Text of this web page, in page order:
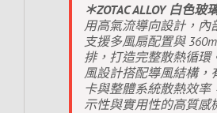
＊ZOTAC ALLOY 白色玻
用高氣流導向設計，內
支援多風扇配置與
排，打造完整散熱循環
風設計搭配導風結構，
卡與整體系統散熱效率
示性與實用性的高質感